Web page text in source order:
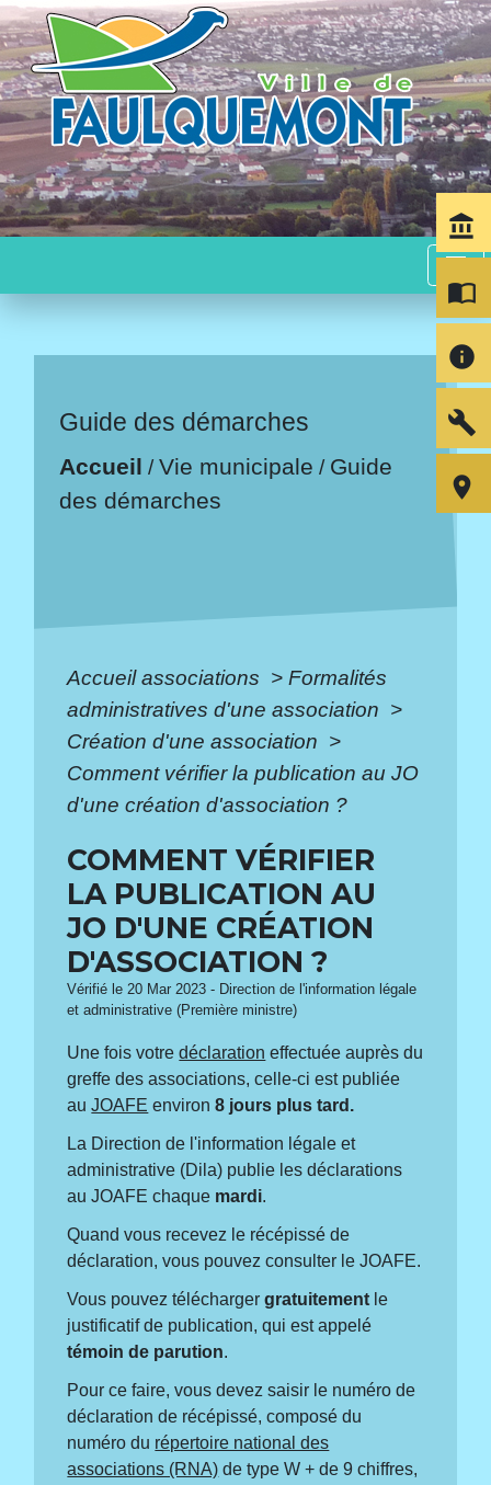
menu
Guide des démarches
Accueil /Vie municipale / Guide
des démarches
Accueil associations > Formalités
administratives d'une association >
Création d'une association >
Comment vérifier la publication au JO
d'une création d'association ?
COMMENT VÉRIFIER
LA PUBLICATION AU
JO D'UNE CRÉATION
D'ASSOCIATION ?
Vérifié le 20 Mar 2023 - Direction de l'information légale
et administrative (Première ministre)
Une fois votredéclaration effectuée auprès du
greffe des associations, celle-ci est publiée
auJOAFE environ8 jours plus tard.
La Direction de l'information légale et
administrative (Dila) publie les déclarations
au JOAFE chaque mardi.
Quand vous recevez le récépissé de
déclaration, vous pouvez consulter le JOAFE.
Vous pouvez téléchargergratuitement le
justificatif de publication, qui est appelé
témoin de parution.
Pour ce faire, vous devez saisir le numéro de
déclaration de récépissé, composé du
numéro du répertoire national des
associations (RNA) de type W + de 9 chiffres,
account_balance
import_contacts
info
build
room